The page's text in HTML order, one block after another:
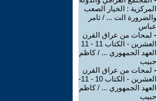
المركزية : الخيار الصعب
والضرورة الت ... / ثامر
عباس
- لمحات من عراق القرن
العشرين - الكتاب 11 - 11
العهد الجمهوري ... / كاظم
حبيب
- لمحات من عراق القرن
العشرين - الكتاب 10 - 11-
العهد الجمهوري ... / كاظم
حبيب